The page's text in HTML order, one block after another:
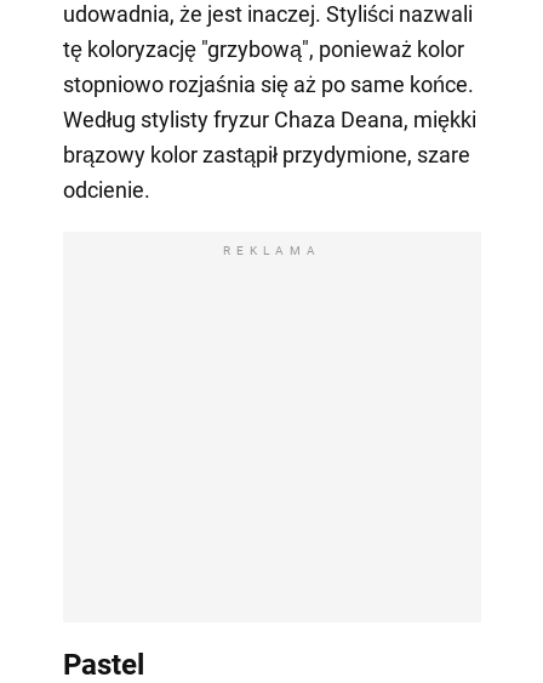
udowadnia, że jest inaczej. Styliści nazwali
tę koloryzację "grzybową", ponieważ kolor
stopniowo rozjaśnia się aż po same końce.
Według stylisty fryzur Chaza Deana, miękki
brązowy kolor zastąpił przydymione, szare
odcienie.
REKLAMA
Pastel